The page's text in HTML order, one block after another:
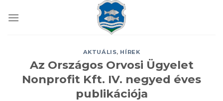
AKTUÁLIS, HÍREK
Az Országos Orvosi Ügyelet
Nonprofit Kft. IV. negyed éves
publikációja